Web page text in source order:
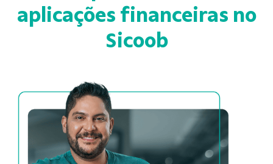
aplicações financeiras no
Sicoob